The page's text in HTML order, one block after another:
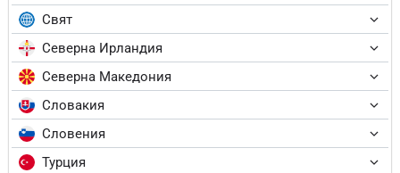
Свят
Северна Ирландия
Северна Македония
Словакия
Словения
Турция